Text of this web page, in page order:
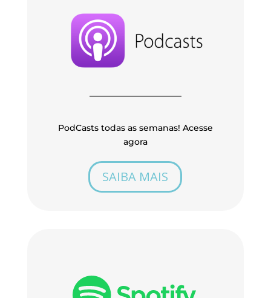
PodCasts todas as semanas! Acesse
agora
SAIBA MAIS